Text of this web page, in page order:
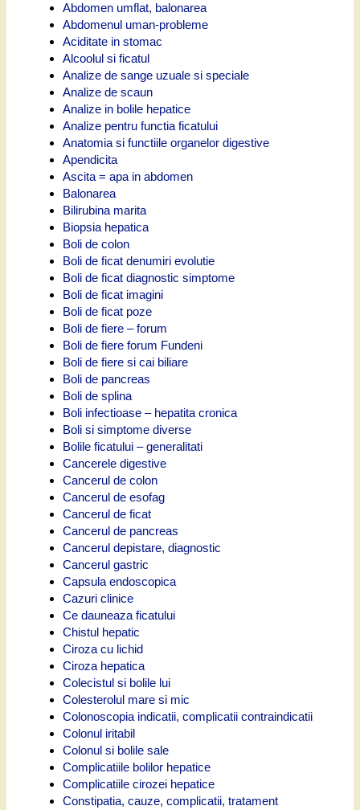
Abdomen umflat, balonarea
Abdomenul uman-probleme
Aciditate in stomac
Alcoolul si ficatul
Analize de sange uzuale si speciale
Analize de scaun
Analize in bolile hepatice
Analize pentru functia ficatului
Anatomia si functiile organelor digestive
Apendicita
Ascita = apa in abdomen
Balonarea
Bilirubina marita
Biopsia hepatica
Boli de colon
Boli de ficat denumiri evolutie
Boli de ficat diagnostic simptome
Boli de ficat imagini
Boli de ficat poze
Boli de fiere – forum
Boli de fiere forum Fundeni
Boli de fiere si cai biliare
Boli de pancreas
Boli de splina
Boli infectioase – hepatita cronica
Boli si simptome diverse
Bolile ficatului – generalitati
Cancerele digestive
Cancerul de colon
Cancerul de esofag
Cancerul de ficat
Cancerul de pancreas
Cancerul depistare, diagnostic
Cancerul gastric
Capsula endoscopica
Cazuri clinice
Ce dauneaza ficatului
Chistul hepatic
Ciroza cu lichid
Ciroza hepatica
Colecistul si bolile lui
Colesterolul mare si mic
Colonoscopia indicatii, complicatii contraindicatii
Colonul iritabil
Colonul si bolile sale
Complicatiile bolilor hepatice
Complicatiile cirozei hepatice
Constipatia, cauze, complicatii, tratament